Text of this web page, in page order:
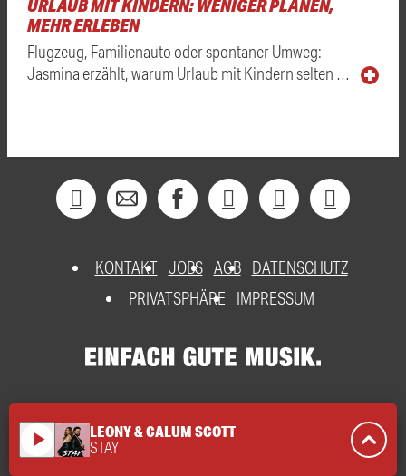
URLAUB MIT KINDERN: WENIGER PLANEN,
MEHR ERLEBEN
Flugzeug, Familienauto oder spontaner Umweg:
Jasmina erzählt, warum Urlaub mit Kindern selten …
KONTAKT JOBS AGB DATENSCHUTZ
PRIVATSPHÄRE
IMPRESSUM
play_arrow LEONY & CALUM SCOTT
STAY